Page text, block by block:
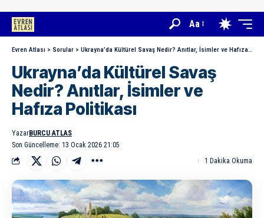
Aa
Evren Atlası > Sorular > Ukrayna’da Kültürel Savaş Nedir? Anıtlar, İsimler ve Hafıza Politikası
Ukrayna’da Kültürel Savaş
Nedir? Anıtlar, İsimler ve
Hafıza Politikası
Son Güncelleme: 13 Ocak 2026 21:05
YazarBURCU ATLAS
1 Dakika Okuma